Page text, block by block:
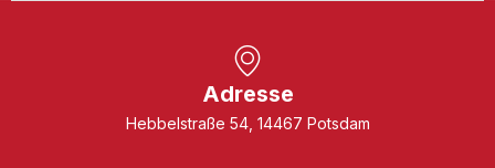
Adresse
Hebbelstraße 54, 14467 Potsdam